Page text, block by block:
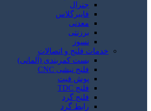
جنرال
فایبرگلاس
معدنی
برزنتی
نسوز
خدمات فلنج و اتصالات
بست کمربندی (آلمانی)
فلنج نبشی CNC
پوش فیت
فلنج TDC
فلنج گرد
رابط گرد